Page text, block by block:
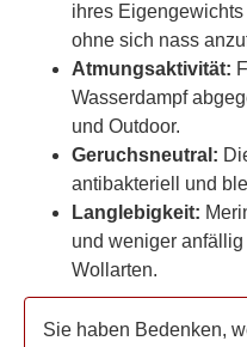
ihres
ohne sich nass
Atmungsaktivität:
Wasserdampf
und Outdoor.
Geruchsneutral:
antibakteriell und
Langlebigkeit:
und weniger
Wollarten.
Sie haben Bedenken,